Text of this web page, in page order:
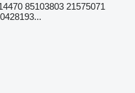
85103803 21575071